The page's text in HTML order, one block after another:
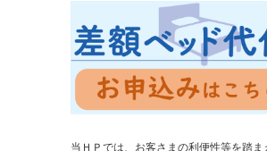
当ＨＰでは、お客さまの利便性等を踏ま